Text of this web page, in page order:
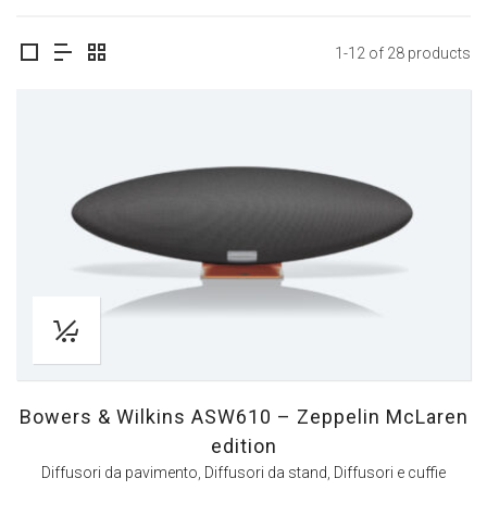
1-12 of 28 products
Bowers & Wilkins ASW610 – Zeppelin McLaren
edition
Diffusori da pavimento, Diffusori da stand, Diffusori e cuffie